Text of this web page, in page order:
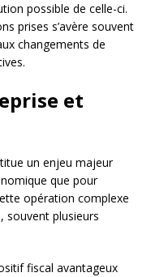
possible de celle-ci.
prises s’avère souvent
changements de
et
un enjeu majeur
que pour
opération complexe
souvent plusieurs
fiscal avantageux